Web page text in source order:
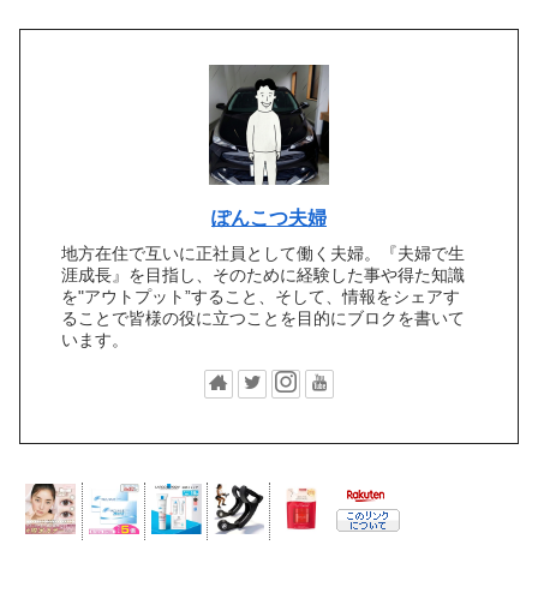
ぽんこつ夫婦
地方在住で互いに正社員として働く夫婦。『夫婦で生
涯成長』を目指し、そのために経験した事や得た知識
を"アウトプット”すること、そして、情報をシェアす
ることで皆様の役に立つことを目的にブロクを書いて
います。